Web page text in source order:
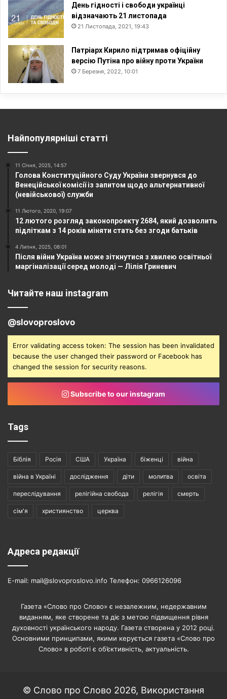
День гідності і свободи українці
відзначають 21 листопада
21 Листопада, 2021, 19:43
Патріарх Кирило підтримав офіційну
версію Путіна про війну проти України
7 Березня, 2022, 10:01
Найпопулярніші статті
11 Січня, 2025, 14:57
Голова Конституційного Суду України звернувся до
Венеційської комісії із запитом щодо альтернативної
(невійськової) служби
11 Лютого, 2020, 19:07
12 лютого розгляд законопроекту 2684, який дозволить
підліткам з 14 років міняти стать без згоди батьків
4 Липня, 2025, 08:01
Після війни Україна може зіткнутися з хвилею освітньої
маргіналізації серед молоді — Лілія Гриневич
Читайте наш instagram
@slovoproslovo
Error validating access token: The session has been invalidated
because the user changed their password or Facebook has
changed the session for security reasons.
Subscribe to our instagram
Tags
Біблія Росія США Україна біженці війна
війна в Україні дослідження діти молитва освіта
переслідування релігійна свобода релігія смерть
сім'я християнство церква
Адреса редакції
E-mail: mail@slovoproslovo.info Телефон: 0966126096
Газета «Слово про Слово» є незалежним, недержавним
виданням, яке створене та діє з метою підвищення рівня
духовності українського народу. Газета створена у 2012 році.
Основними принципами, якими керується газета «Слово про
Слово» в роботі є об’єктивність, актуальність.
© Слово про Слово 2026, Використання